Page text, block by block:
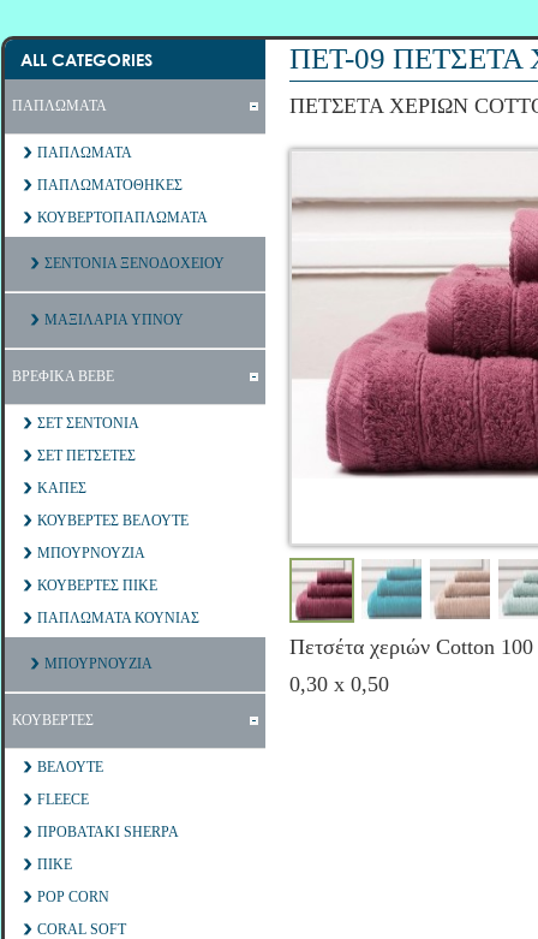
ALL CATEGORIES
ΠΑΠΛΩΜΑΤΑ
ΠΑΠΛΩΜΑΤΑ
ΠΑΠΛΩΜΑΤΟΘΗΚΕΣ
ΚΟΥΒΕΡΤΟΠΑΠΛΩΜΑΤΑ
ΣΕΝΤΟΝΙΑ ΞΕΝΟΔΟΧΕΙΟΥ
ΜΑΞΙΛΑΡΙΑ ΥΠΝΟΥ
ΒΡΕΦΙΚΑ ΒΕΒΕ
ΣΕΤ ΣΕΝΤΟΝΙΑ
ΣΕΤ ΠΕΤΣΕΤΕΣ
ΚΑΠΕΣ
ΚΟΥΒΕΡΤΕΣ ΒΕΛΟΥΤΕ
ΜΠΟΥΡΝΟΥΖΙΑ
ΚΟΥΒΕΡΤΕΣ ΠΙΚΕ
ΠΑΠΛΩΜΑΤΑ ΚΟΥΝΙΑΣ
ΜΠΟΥΡΝΟΥΖΙΑ
ΚΟΥΒΕΡΤΕΣ
ΒΕΛΟΥΤΕ
FLEECE
ΠΡΟΒΑΤΑΚΙ SHERPA
ΠΙΚΕ
POP CORN
CORAL SOFT
ΠΕΤ-09 ΠΕΤΣΕΤΑ
ΠΕΤΣΕΤΑ ΧΕΡΙΩΝ
Πετσέτα χεριών Cotton
0,30 x 0,50